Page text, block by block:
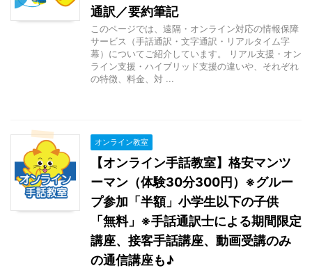
通訳／要約筆記
このページでは、遠隔・オンライン対応の情報保障
サービス（手話通訳・文字通訳・リアルタイム字
幕）についてご紹介しています。 リアル支援・オン
ライン支援・ハイブリッド支援の違いや、それぞれ
の特徴、料金、対 ...
オンライン教室
【オンライン手話教室】格安マンツ
ーマン（体験30分300円）※グルー
プ参加「半額」小学生以下の子供
「無料」※手話通訳士による期間限定
講座、接客手話講座、動画受講のみ
の通信講座も♪